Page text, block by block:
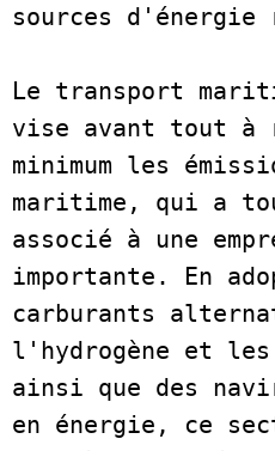
sources d'énergie
Le transport
vise avant tout à
minimum les
maritime, qui a
associé à une
importante. En
carburants
l'hydrogène et
ainsi que des
en énergie, ce